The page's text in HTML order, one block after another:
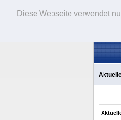
Diese Webseite verwendet